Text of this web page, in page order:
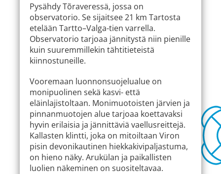
Pysähdy Tõraveressä, jossa on
observatorio. Se sijaitsee 21 km Tartosta
etelään Tartto–Valga-tien varrella.
Observatorio tarjoaa jännitystä niin pienille
kuin suuremmillekin tähtitieteistä
kiinnostuneille.
Vooremaan luonnonsuojelualue on
monipuolinen sekä kasvi- että
eläinlajistoltaan. Monimuotoisten järvien ja
pinnanmuotojen alue tarjoaa koettavaksi
hyvin erilaisia ja jännittäviä vaellusreittejä.
Kallasten klintti, joka on mitoiltaan Viron
pisin devonikautinen hiekkakivipaljastuma,
on hieno näky. Arukülan ja paikallisten
luolien näkeminen on suositeltavaa.